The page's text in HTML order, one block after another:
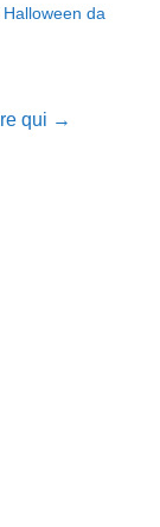
da
qui →